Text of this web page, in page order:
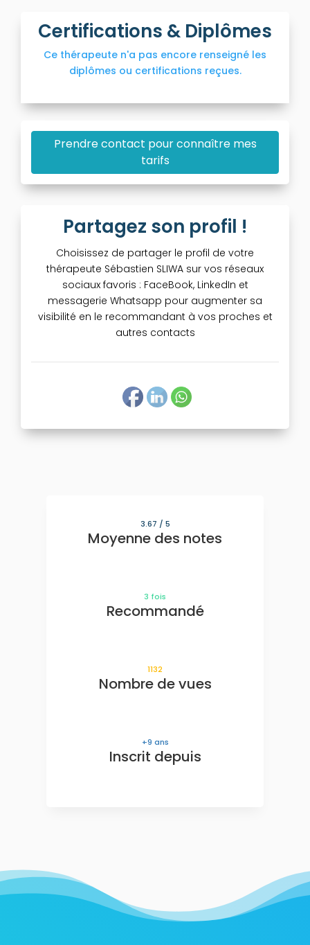
Certifications & Diplômes
Ce thérapeute n'a pas encore renseigné les
diplômes ou certifications reçues.
Prendre contact pour connaître mes
tarifs
Partagez son profil !
Choisissez de partager le profil de votre
thérapeute Sébastien SLIWA sur vos réseaux
sociaux favoris : FaceBook, LinkedIn et
messagerie Whatsapp pour augmenter sa
visibilité en le recommandant à vos proches et
autres contacts
3.67 / 5
Moyenne des notes
3 fois
Recommandé
1132
Nombre de vues
9 ans
Inscrit depuis